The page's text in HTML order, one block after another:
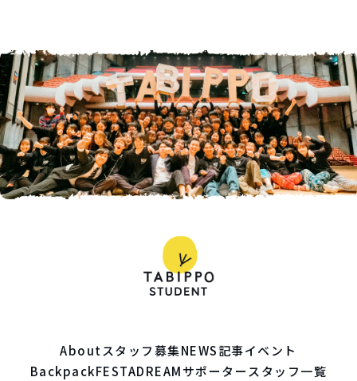
About スタッフ募集NEWS記事イベント
BackpackFESTADREAMサポーター スタッフ一覧